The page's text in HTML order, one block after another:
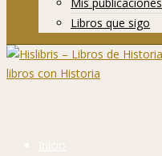
Libros que sigo
Inicio